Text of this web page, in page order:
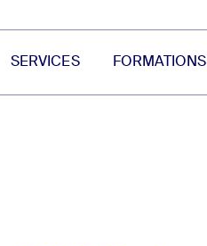
SERVICES FORMATIONS